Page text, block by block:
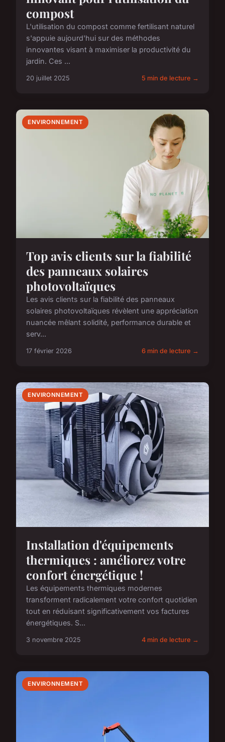
compost
L'utilisation du compost comme fertilisant naturel
s'appuie aujourd'hui sur des méthodes
innovantes visant à maximiser la productivité du
jardin. Ces ...
20 juillet 2025 5 min de lecture →
ENVIRONNEMENT
Top avis clients sur la fiabilité
des panneaux solaires
photovoltaïques
Les avis clients sur la fiabilité des panneaux
solaires photovoltaïques révèlent une appréciation
nuancée mêlant solidité, performance durable et
serv...
17 février 2026 6 min de lecture →
ENVIRONNEMENT
Installation d'équipements
thermiques : améliorez votre
confort énergétique !
Les équipements thermiques modernes
transforment radicalement votre confort quotidien
tout en réduisant significativement vos factures
énergétiques. S...
3 novembre 2025 4 min de lecture →
ENVIRONNEMENT